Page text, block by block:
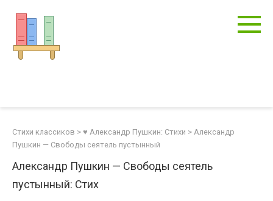
контенту
Стихи классиков > ♥ Александр Пушкин: Стихи > Александр
Пушкин — Свободы сеятель пустынный
Александр Пушкин — Свободы сеятель
пустынный: Стих